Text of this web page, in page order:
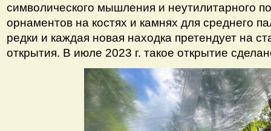
символического мышления и неутилитарного
орнаментов на костях и камнях для среднего
редки и каждая новая находка претендует на
открытия. В июле 2023 г. такое открытие